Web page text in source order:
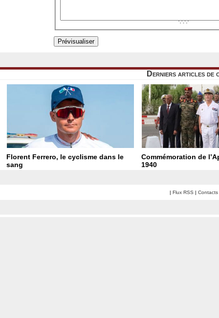
Derniers articles de
Florent Ferrero, le cyclisme dans le
sang
Commémoration de
1940
| Flux RSS | Contacts